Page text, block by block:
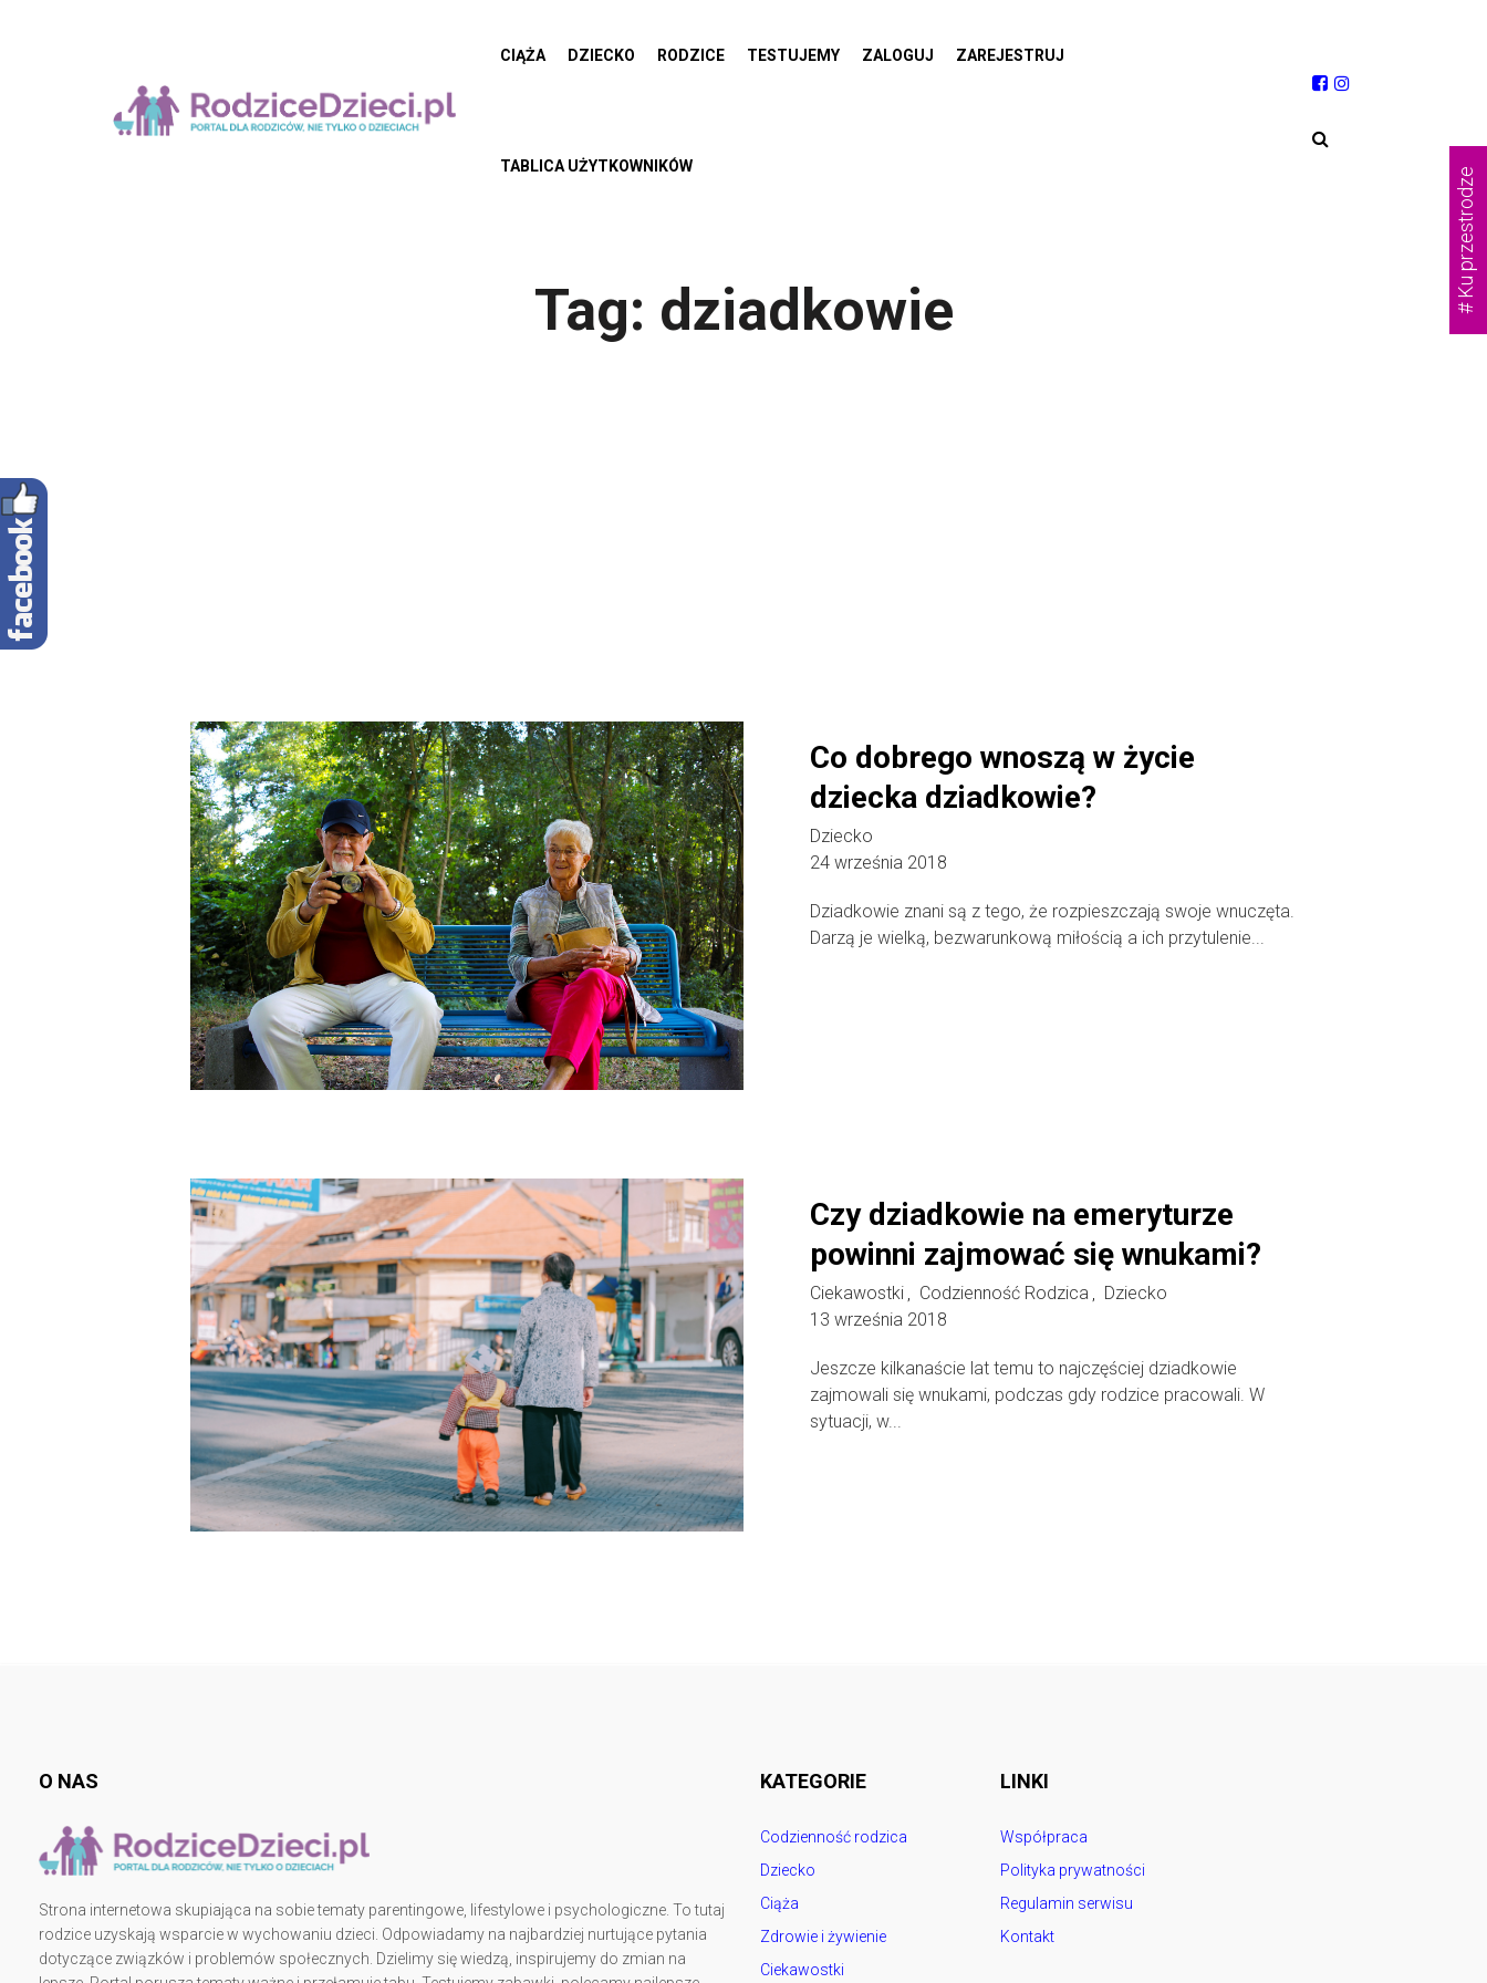
CIĄŻA DZIECKO RODZICE TESTUJEMY ZALOGUJ ZAREJESTRUJ
TABLICA UŻYTKOWNIKÓW
Tag: dziadkowie
Co dobrego wnoszą w życie
dziecka dziadkowie?
Dziecko
24 września 2018
Dziadkowie znani są z tego, że rozpieszczają swoje wnuczęta.
Darzą je wielką, bezwarunkową miłością a ich przytulenie...
Czy dziadkowie na emeryturze
powinni zajmować się wnukami?
Ciekawostki , Codzienność Rodzica ,
Dziecko
13 września 2018
Jeszcze kilkanaście lat temu to najczęściej dziadkowie
zajmowali się wnukami, podczas gdy rodzice pracowali. W
sytuacji, w...
O NAS
Strona internetowa skupiająca na sobie tematy parentingowe, lifestylowe i psychologiczne. To tutaj
rodzice uzyskają wsparcie w wychowaniu dzieci. Odpowiadamy na najbardziej nurtujące pytania
dotyczące związków i problemów społecznych. Dzielimy się wiedzą, inspirujemy do zmian na
KATEGORIE
Codzienność rodzica
Dziecko
Ciąża
Zdrowie i żywienie
Ciekawostki
LINKI
Współpraca
Polityka prywatności
Regulamin serwisu
Kontakt
# Ku przestrodze